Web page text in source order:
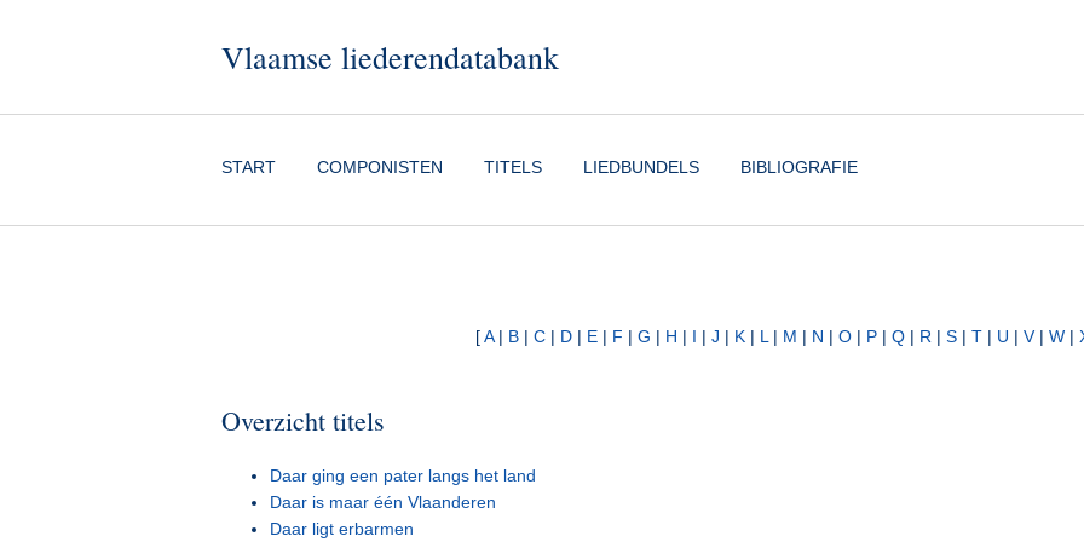
Vlaamse liederendatabank
START COMPONISTEN TITELS LIEDBUNDELS BIBLIOGRAFIE
[A| B | C | D | E | F | G | H | I | J | K | L | M | N | O | P | Q | R | S | T | U | V| W |
Overzicht titels
Daar ging een pater langs het land
Daar is maar één Vlaanderen
Daar ligt erbarmen